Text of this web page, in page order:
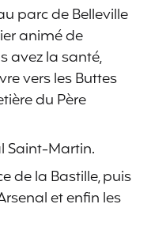
parc de Belleville
animé de
avez la santé,
vers les Buttes
du Père
Saint-Martin.
de la Bastille, puis
et enfin les